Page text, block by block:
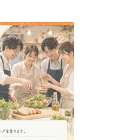
プライバシーポリシー